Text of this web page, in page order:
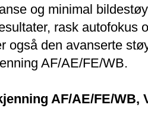
og minimal
rask autofokus
også den avanserte
AF/AE/FE/WB.
AF/AE/FE/